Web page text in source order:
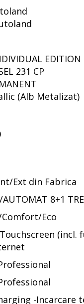
EDITION
231 CP
(Alb Metalizat)
Ext din Fabrica
8+1
Eco
(incl.
-Incarcare